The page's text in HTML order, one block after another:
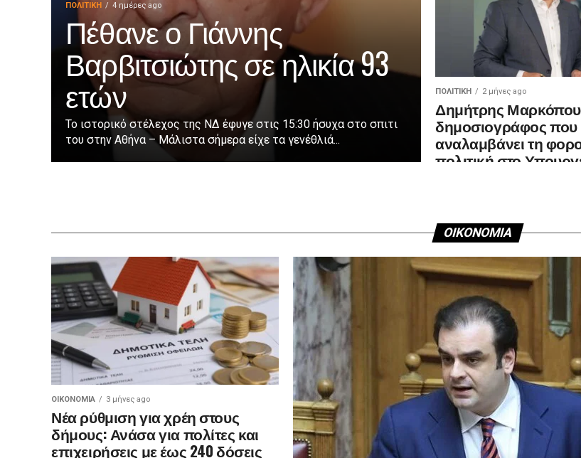
ΠΟΛΙΤΙΚΉ 4 ημέρες ago
Πέθανε ο Γιάννης
Βαρβιτσιώτης σε ηλικία 93
ετών
Το ιστορικό στέλεχος της ΝΔ έφυγε στις 15:30 ήσυχα στο σπιτι
του στην Αθήνα – Μάλιστα σήμερα είχε τα γενέθλιά...
ΠΟΛΙΤΙΚΉ 2 μήνες ago
Δημήτρης
δημοσιογράφος που
αναλαμβάνει τη
πολιτική στο
ΟΙΚΟΝΟΜΙΑ
ΟΙΚΟΝΟΜΊΑ 3 μήνες ago
Νέα ρύθμιση για χρέη στους
δήμους: Ανάσα για πολίτες και
επιχειρήσεις με έως 240 δόσεις